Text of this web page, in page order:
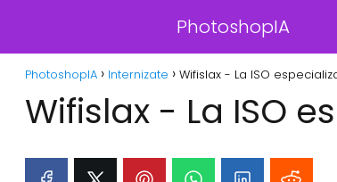
PhotoshopIA
PhotoshopIA Internizate Wifislax - La ISO
Wifislax - La ISO